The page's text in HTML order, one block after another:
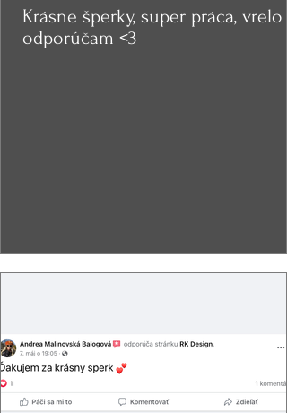
Krásne šperky, super práca, vrelo
odporúčam <3